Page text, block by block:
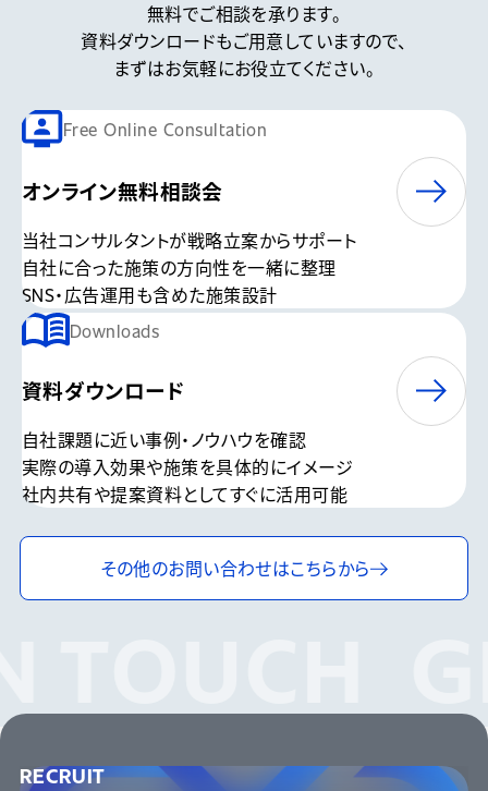
無料でご相談を承ります。
資料ダウンロードもご用意していますので、
まずはお気軽にお役立てください。
Free Online Consultation
オンライン無料相談会
当社コンサルタントが戦略立案からサポート
自社に合った施策の方向性を一緒に整理
SNS・広告運用も含めた施策設計
Downloads
資料ダウンロード
自社課題に近い事例・ノウハウを確認
実際の導入効果や施策を具体的にイメージ
社内共有や提案資料としてすぐに活用可能
その他のお問い合わせはこちらから
RECRUIT